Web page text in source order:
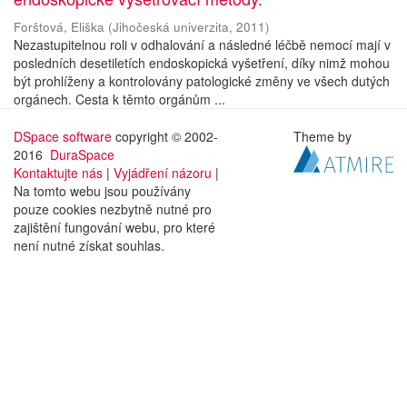
Forštová, Eliška (Jihočeská univerzita, 2011)
Nezastupitelnou roli v odhalování a následné léčbě nemocí mají v
posledních desetiletích endoskopická vyšetření, díky nimž mohou
být prohlíženy a kontrolovány patologické změny ve všech dutých
orgánech. Cesta k těmto orgánům ...
DSpace software copyright © 2002-
2016 DuraSpace
Kontaktujte nás | Vyjádření názoru |
Na tomto webu jsou používány
pouze cookies nezbytně nutné pro
zajištění fungování webu, pro které
není nutné získat souhlas.
Theme by